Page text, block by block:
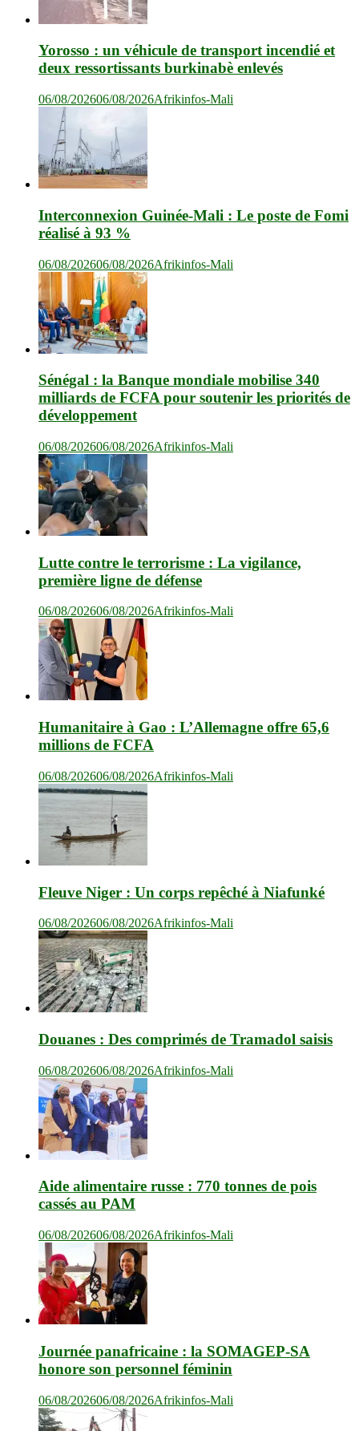
Yorosso : un véhicule de transport incendié et
deux ressortissants burkinabè enlevés
06/08/202606/08/2026Afrikinfos-Mali
Interconnexion Guinée-Mali : Le poste de Fomi
réalisé à 93 %
06/08/202606/08/2026Afrikinfos-Mali
Sénégal : la Banque mondiale mobilise 340
milliards de FCFA pour soutenir les priorités de
développement
06/08/202606/08/2026Afrikinfos-Mali
Lutte contre le terrorisme : La vigilance,
première ligne de défense
06/08/202606/08/2026Afrikinfos-Mali
Humanitaire à Gao : L’Allemagne offre 65,6
millions de FCFA
06/08/202606/08/2026Afrikinfos-Mali
Fleuve Niger : Un corps repêché à Niafunké
06/08/202606/08/2026Afrikinfos-Mali
Douanes : Des comprimés de Tramadol saisis
06/08/202606/08/2026Afrikinfos-Mali
Aide alimentaire russe : 770 tonnes de pois
cassés au PAM
06/08/202606/08/2026Afrikinfos-Mali
Journée panafricaine : la SOMAGEP-SA
honore son personnel féminin
06/08/202606/08/2026Afrikinfos-Mali